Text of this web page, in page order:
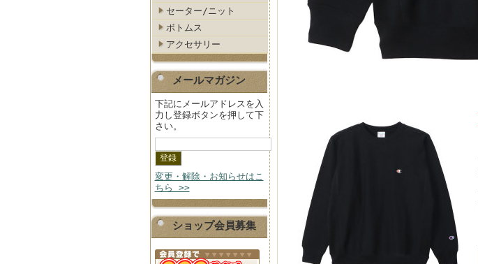
セーター/ニット
ボトムス
アクセサリー
メールマガジン
下記にメールアドレスを入
力し登録ボタンを押して下
さい。
変更・解除・お知らせはこ
ちら >>
ショップ会員募集